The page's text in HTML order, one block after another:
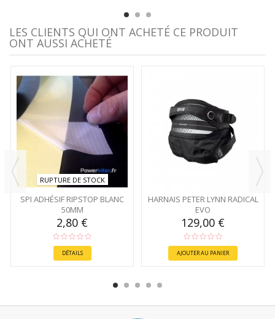
LES CLIENTS QUI ONT ACHETÉ CE PRODUIT
ONT AUSSI ACHETÉ
RUPTURE DE STOCK
SPI ADHÉSIF RIPSTOP BLANC
50MM
2,80 €
DÉTAILS
HARNAIS PETER LYNN RADICAL
EVO
129,00 €
AJOUTER AU PANIER